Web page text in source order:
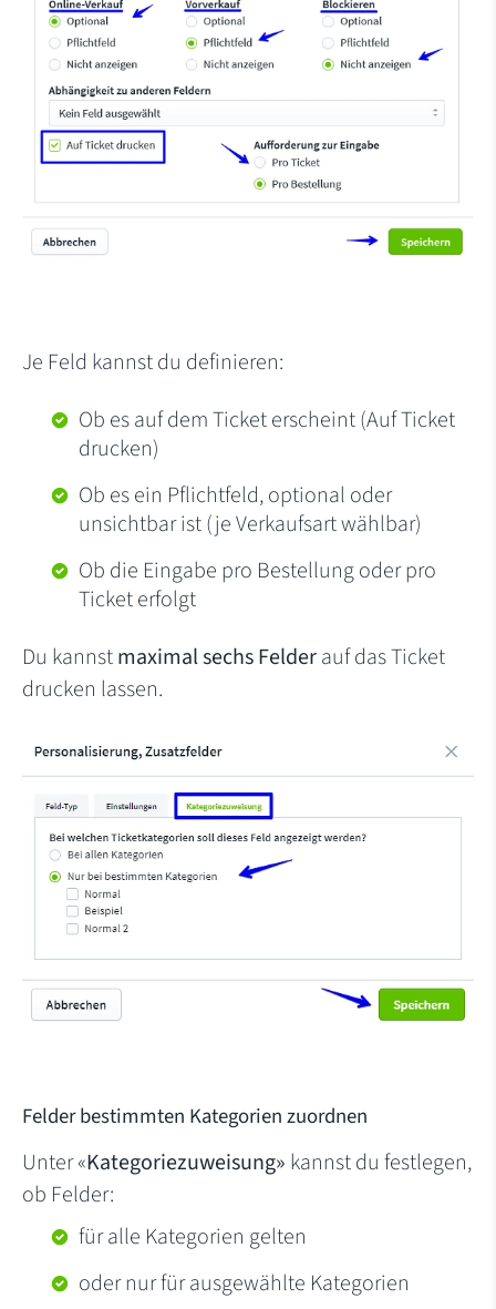
Je Feld kannst du definieren:
Ob es auf dem Ticket erscheint (Auf Ticket
drucken)
Ob es ein Pflichtfeld, optional oder
unsichtbar ist (je Verkaufsart wählbar)
Ob die Eingabe pro Bestellung oder pro
Ticket erfolgt
Du kannstmaximal sechs Felderauf das Ticket
drucken lassen.
Felder bestimmten Kategorien zuordnen
Unter «Kategoriezuweisung» kannst du festlegen,
ob Felder:
für alle Kategorien gelten
oder nur für ausgewählte Kategorien